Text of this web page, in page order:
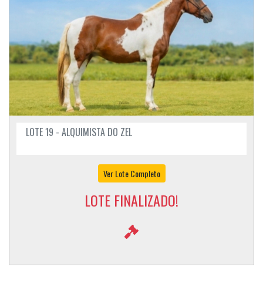
LOTE 19 - ALQUIMISTA DO ZEL
Ver Lote Completo
LOTE FINALIZADO!